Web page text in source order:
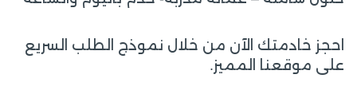
احجز خادمتك الآن من خلال نموذج الطلب السريع
على موقعنا المميز.